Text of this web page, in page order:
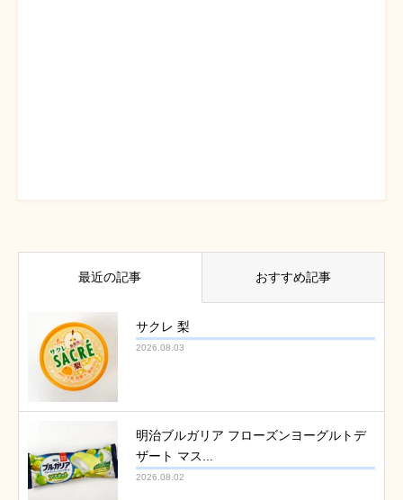
最近の記事 おすすめ記事
サクレ 梨
2026.08.03
明治ブルガリア フローズンヨーグルトデ
ザート マス...
2026.08.02